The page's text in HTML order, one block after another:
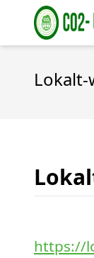
https://